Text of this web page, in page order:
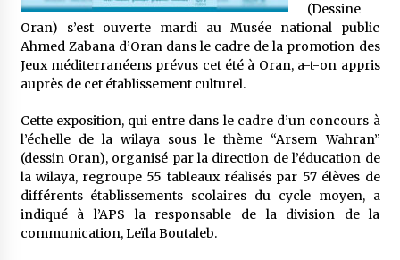
Le bouc de l’Au-delà
5 ans ago
Le monstrueux vieillard (Un récit du Sud
algérien)
5 ans ago
Rencontre nocturne dans le désert (Un conte
touareg)
5 ans ago
(Dessine
Oran) s’est ouverte mardi au Musée national public
Ahmed Zabana d’Oran dans le cadre de la promotion des
Jeux méditerranéens prévus cet été à Oran, a-t-on appris
auprès de cet établissement culturel.
Cette exposition, qui entre dans le cadre d’un concours à
l’échelle de la wilaya sous le thème “Arsem Wahran”
(dessin Oran), organisé par la direction de l’éducation de
la wilaya, regroupe 55 tableaux réalisés par 57 élèves de
différents établissements scolaires du cycle moyen, a
indiqué à l’APS la responsable de la division de la
communication, Leïla Boutaleb.